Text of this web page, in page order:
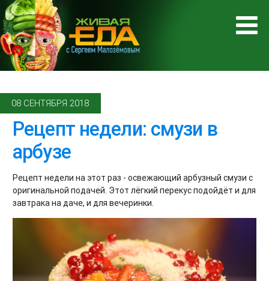
08 СЕНТЯБРЯ 2018
Рецепт недели: смузи в
арбузе
Рецепт недели на этот раз - освежающий арбузный смузи с
оригинальной подачей. Этот лёгкий перекус подойдёт и для
завтрака на даче, и для вечеринки.